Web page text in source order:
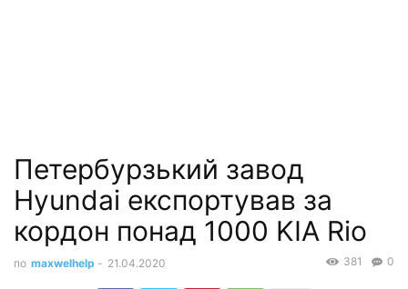
Петербурзький завод
Hyundai експортував за
кордон понад 1000 KIA Rio
по maxwelhelp - 21.04.2020 0
381